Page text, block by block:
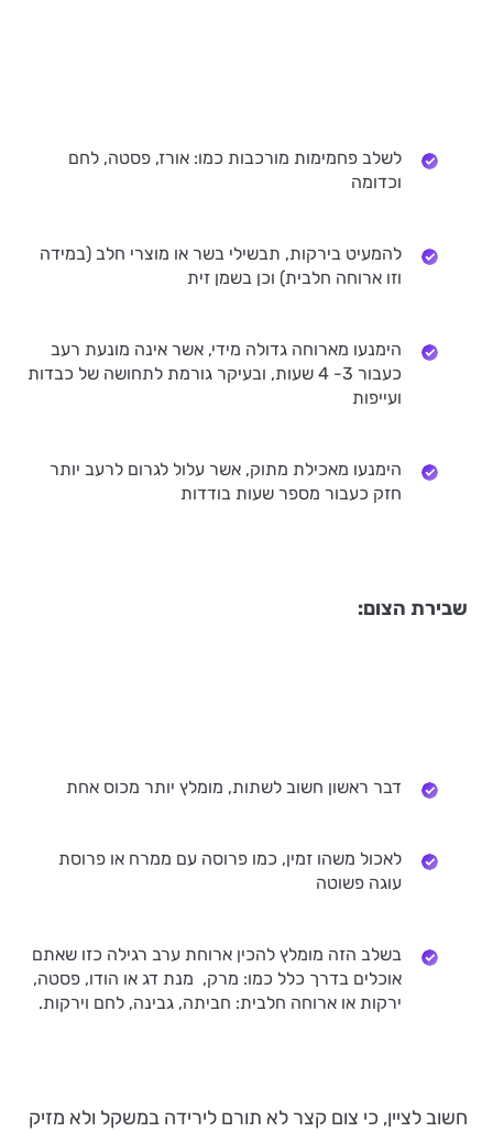
לשלב פחמימות מורכבות כמו: אורז, פסטה, לחם
וכדומה
להמעיט בירקות, תבשילי בשר או מוצרי חלב (במידה
וזו ארוחה חלבית) וכן בשמן זית
הימנעו מארוחה גדולה מידי, אשר אינה מונעת רעב
כעבור 3- 4 שעות, ובעיקר גורמת לתחושה של כבדות
ועייפות
הימנעו מאכילת מתוק, אשר עלול לגרום לרעב יותר
חזק כעבור מספר שעות בודדות
שבירת הצום:
דבר ראשון חשוב לשתות, מומלץ יותר מכוס אחת
לאכול משהו זמין, כמו פרוסה עם ממרח או פרוסת
עוגה פשוטה
בשלב הזה מומלץ להכין ארוחת ערב רגילה כזו שאתם
אוכלים בדרך כלל כמו: מרק, מנת דג או הודו, פסטה,
ירקות או ארוחה חלבית: חביתה, גבינה, לחם וירקות.
חשוב לציין, כי צום קצר לא תורם לירידה במשקל ולא מזיק